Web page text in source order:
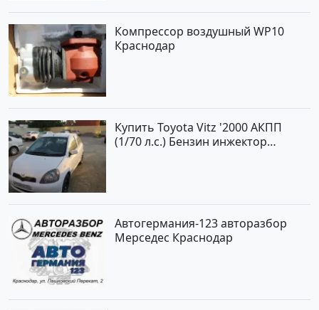
Компрессор воздушный WP10
Краснодар
Купить Toyota Vitz '2000 АКПП
(1/70 л.с.) Бензин инжектор
Автогермания-123 авторазбор
Мерседес Краснодар